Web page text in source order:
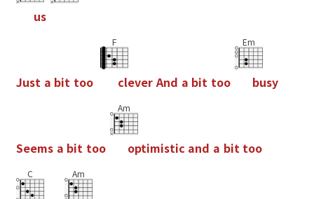
us
Just a bit too
F
clever And a bit too
Em
busy
Seems a bit too
Am
optimistic and a bit too
C Am